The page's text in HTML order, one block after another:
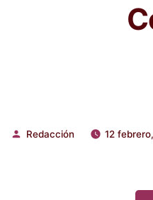
Publicado
Redacción 12